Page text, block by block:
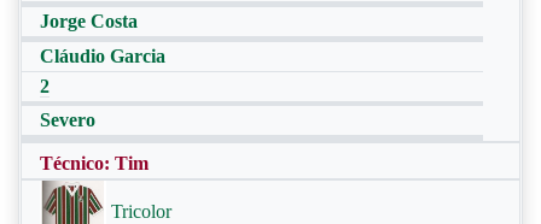
Jorge Costa
Cláudio Garcia
2
Severo
Técnico: Tim
Tricolor